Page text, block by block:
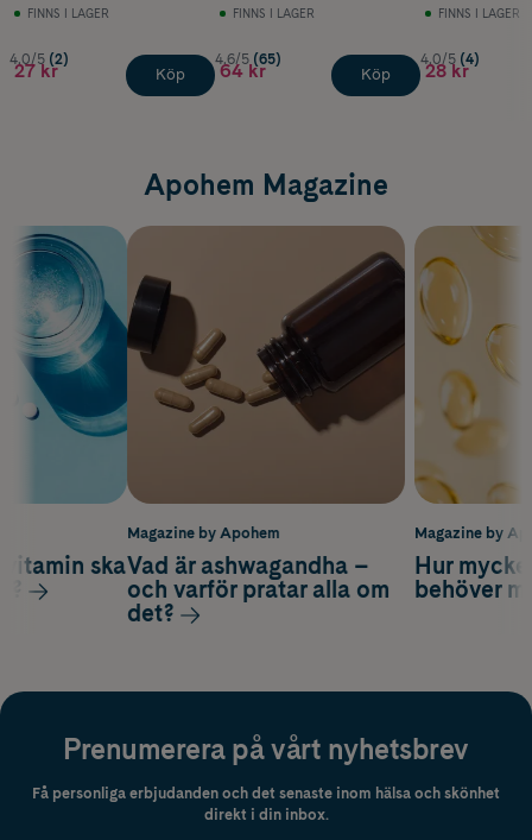
FINNS I LAGER
4.0/5 (2)
27 kr Köp
Oparfymerad 400 ml
FINNS I LAGER
4.6/5 (65)
64 kr Köp
FINNS I LAGER
4.0/5 (4)
28 kr
Apohem Magazine
Magazine by
Hur
behöver
ska
Magazine by Apohem
Vad är ashwagandha –
och varför pratar alla om
det?
Prenumerera på vårt nyhetsbrev
Få personliga erbjudanden och det senaste inom hälsa och skönhet
direkt i din inbox.